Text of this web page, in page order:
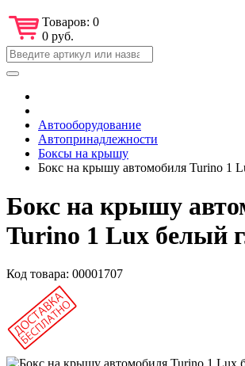
Товаров: 0
0 руб.
Автооборудование
Автопринадлежности
Боксы на крышу
Бокс на крышу автомобиля Turino 1
Бокс на крышу
Turino 1 Lux белый
Код товара: 00001707